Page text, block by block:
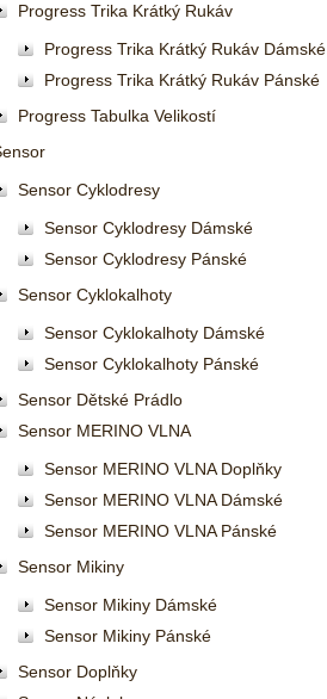
Progress Trika Krátký Rukáv
Progress Trika Krátký Rukáv Dámské
Progress Trika Krátký Rukáv Pánské
Progress Tabulka Velikostí
Sensor Cyklodresy
Sensor Cyklodresy Dámské
Sensor Cyklodresy Pánské
Sensor Cyklokalhoty
Sensor Cyklokalhoty Dámské
Sensor Cyklokalhoty Pánské
Sensor Dětské Prádlo
Sensor MERINO VLNA
Sensor MERINO VLNA Doplňky
Sensor MERINO VLNA Dámské
Sensor MERINO VLNA Pánské
Sensor Mikiny
Sensor Mikiny Dámské
Sensor Mikiny Pánské
Sensor Doplňky